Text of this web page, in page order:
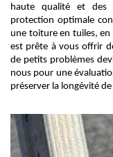
haute qualité et des
protection optimale
une toiture en tuiles,
est prête à vous offrir
de petits problèmes
nous pour une
préserver la longévité